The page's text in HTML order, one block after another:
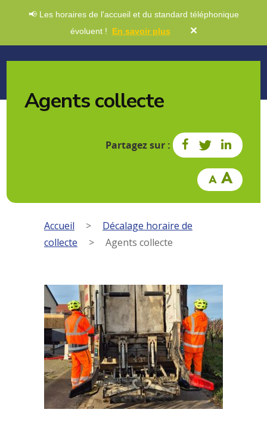
📢 Les horaires de l'accueil et du standard téléphonique
évoluent ! En savoir plus ✕
Agents collecte
Partagez sur :
Accueil >
Décalage horaire de
collecte
> Agents collecte